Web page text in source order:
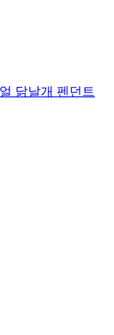
닭날개 펜던트